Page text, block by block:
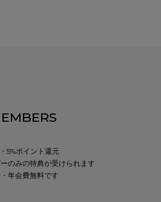
5%ポイント還元
のみの特典が受けられます
年会費無料です